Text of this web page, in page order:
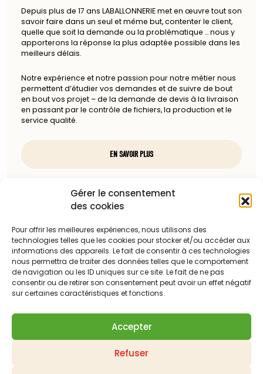
Gérer le consentement
des cookies
Pour offrir les meilleures expériences, nous utilisons des
technologies telles que les cookies pour stocker et/ou accéder aux
informations des appareils. Le fait de consentir à ces technologies
nous permettra de traiter des données telles que le comportement
de navigation ou les ID uniques sur ce site. Le fait de ne pas
consentir ou de retirer son consentement peut avoir un effet négatif
sur certaines caractéristiques et fonctions.
Accepter
Refuser
Depuis plus de 17 ans LABALLONNERIE met en œuvre tout son
savoir faire dans un seul et même but, contenter le client,
quelle que soit la demande ou la problématique … nous y
apporterons la réponse la plus adaptée possible dans les
meilleurs délais.
Notre expérience et notre passion pour notre métier nous
permettent d’étudier vos demandes et de suivre de bout
en bout vos projet – de la demande de devis à la livraison
en passant par le contrôle de fichiers, la production et le
service qualité.
EN SAVOIR PLUS
Nous contacter
85100 Les Sables-d'Olonne
Téléphone :
06 13 23 67 88
Adresse mail :
Les derniers produits mis en ligne